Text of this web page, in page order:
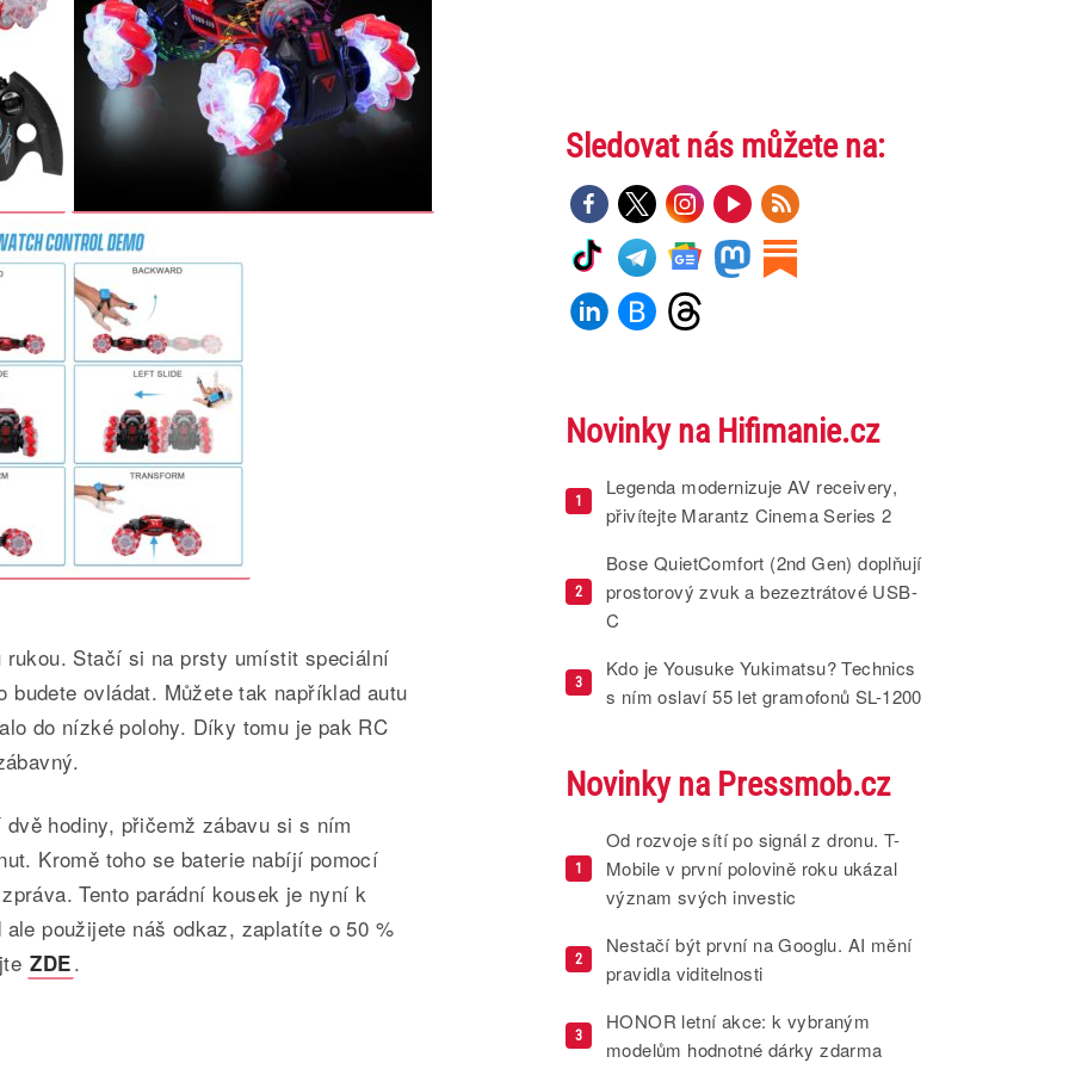
rukou. Stačí si na prsty umístit speciální
budete ovládat. Můžete tak například autu
do nízké polohy. Díky tomu je pak RC
hodiny, přičemž zábavu si s ním
Kromě toho se baterie nabíjí pomocí
Tento parádní kousek je nyní k
použijete náš odkaz, zaplatíte o 50 %
ZDE.
Sledovat nás můžete na:
Novinky na Hifimanie.cz
1
Legenda modernizuje AV receivery,
přivítejte Marantz Cinema Series 2
2
Bose QuietComfort (2nd Gen) doplňují
prostorový zvuk a bezeztrátové USB-
C
3
Kdo je Yousuke Yukimatsu? Technics
s ním oslaví 55 let gramofonů SL-1200
Novinky na Pressmob.cz
1
Od rozvoje sítí po signál z dronu. T-
Mobile v první polovině roku ukázal
význam svých investic
2
Nestačí být první na Googlu. AI mění
pravidla viditelnosti
3
HONOR letní akce: k vybraným
modelům hodnotné dárky zdarma